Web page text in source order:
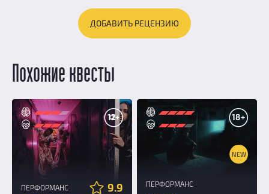
ДОБАВИТЬ РЕЦЕНЗИЮ
Похожие квесты
12+
ПЕРФОРМАНС 9.9
18+
NEW
ПЕРФОРМАНС